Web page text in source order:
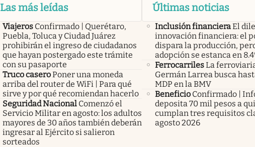
Las más leídas
Viajeros Confirmado | Querétaro,
Puebla, Toluca y Ciudad Juárez
prohibirán el ingreso de ciudadanos
que hayan postergado este trámite
con su pasaporte
Truco caseroPoner una moneda
arriba del router de WiFi | Para qué
sirve y por qué recomiendan hacerlo
Seguridad Nacional Comenzó el
Servicio Militar en agosto: los adultos
mayores de 30 años también deberán
ingresar al Ejército si salieron
sorteados
Últimas noticias
Inclusión financieraEl
innovación financiera: el
dispara la producción,
adopción se estanca en
FerrocarrilesLa
Germán Larrea busca
MDP en la BMV
Beneficio Confirmado |
deposita 70 mil pesos a
cumplan tres requisitos
agosto 2026